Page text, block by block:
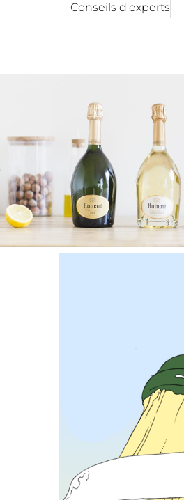
Conseils d'experts